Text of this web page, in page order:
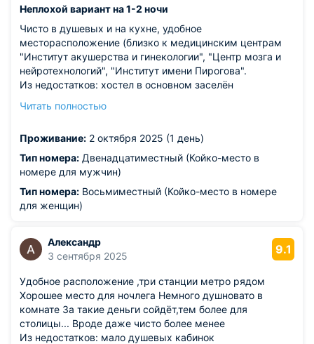
Неплохой вариант на 1-2 ночи
Чисто в душевых и на кухне, удобное
месторасположение (близко к медицинским центрам
"Институт акушерства и гинекологии", "Центр мозга и
нейротехнологий", "Институт имени Пирогова".
Из недостатков: хостел в основном заселён
активное обсуждение между собой впечатлений
раздражать. Особенно, если жить здесь долго.
Читать полностью
Проживание: 2 октября 2025 (1 день)
Тип номера: Двенадцатиместный (Койко-место в
номере для мужчин)
Тип номера: Восьмиместный (Койко-место в номере
для женщин)
Александр
3 сентября 2025
9.1
Удобное расположение ,три станции метро рядом
Хорошее место для ночлега Немного душновато в
комнате За такие деньги сойдёт,тем более для
столицы... Вроде даже чисто более менее
Из недостатков: мало душевых кабинок